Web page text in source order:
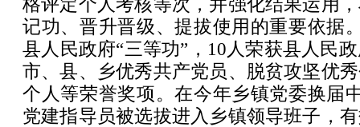
记功、晋升晋级、提拔使用的重要依据
县人民政府“三等功”，10人荣获县人民
市、县、乡优秀共产党员、脱贫攻坚优
个人等荣誉奖项。在今年乡镇党委换届
党建指导员被选拔进入乡镇领导班子，